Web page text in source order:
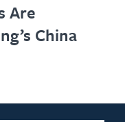
Are
China